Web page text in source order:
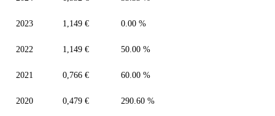
2023 1,149 € 0.00 %
2022 1,149 € 50.00 %
2021 0,766 € 60.00 %
2020 0,479 € 290.60 %